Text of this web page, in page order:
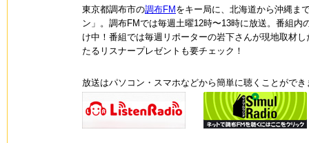
東京都調布市の調布FM をキー局に、北海道から沖縄ま
ン」。調布FMでは毎週土曜12時〜13時に放送。番組
け中！番組では毎週リポーターの岩下さんが現地取材
たるリスナープレゼントも要チェック！
放送はパソコン・スマホなどから簡単に聴くことがで